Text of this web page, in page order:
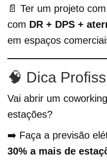
📄 Ter um projeto
com DR + DPS +
em espaços
🧠 Dica
Vai abrir um
estações?
➡️ Faça a previsão
30% a mais de